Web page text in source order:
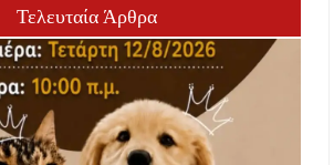
Τελευταία Άρθρα